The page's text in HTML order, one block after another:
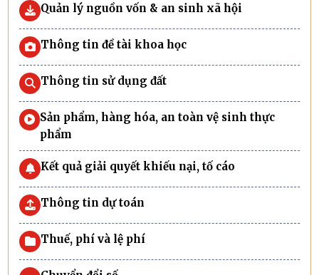
Quản lý nguồn vốn & an sinh xã hội
Thông tin đề tài khoa học
Thông tin sử dụng đất
Sản phẩm, hàng hóa, an toàn vệ sinh thực
phẩm
Kết quả giải quyết khiếu nại, tố cáo
Thông tin dự toán
Thuế, phí và lệ phí